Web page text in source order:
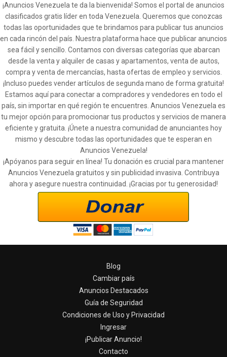
¡Anuncios Venezuela te da la bienvenida! Somos el portal de anuncios
clasificados gratis líder en toda Venezuela. Queremos que conozcas
todas las oportunidades que te brindamos para publicar tus anuncios
en cada rincón del país. Nuestra plataforma hace que publicar anuncios
sea fácil y sencillo. Contamos con diversas categorías que abarcan
desde la venta y alquiler de casas y apartamentos, venta de autos,
compra y venta de mercancías, hasta ofertas de empleo y servicios.
¡Incluso puedes vender artículos de segunda mano de forma gratuita!
Estamos aquí para conectar a compradores y vendedores en todo el
país, sin importar en qué región te encuentres. Anuncios Venezuela es
tu mejor opción para promocionar tus productos y servicios de manera
eficiente y gratuita. ¡Únete a nuestra comunidad de anunciantes hoy
mismo y descubre todas las oportunidades que te esperan en
Anuncios Venezuela!
¡Apóyanos para seguir en línea! Tu donación es crucial para mantener
Anuncios Venezuela gratuitos y sin publicidad invasiva. Contribuya
ahora y asegure nuestra continuidad. ¡Gracias por tu generosidad!
Blog
Cambiar país
Anuncios Destacados
Guía de Seguridad
Condiciones de Uso y Privacidad
Ingresar
¡Publicar Anuncio!
Contacto